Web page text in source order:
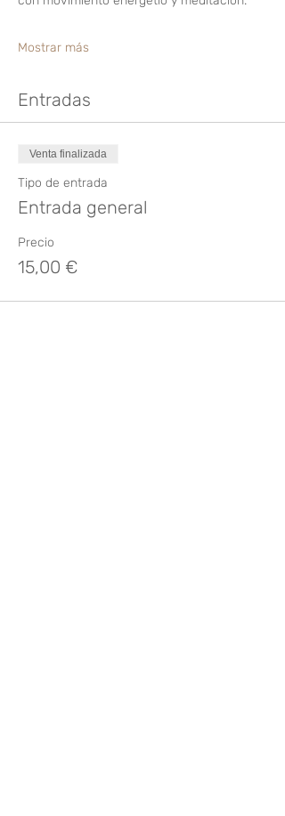
Mostrar más
Entradas
Venta finalizada
Tipo de entrada
Entrada general
Precio
15,00 €